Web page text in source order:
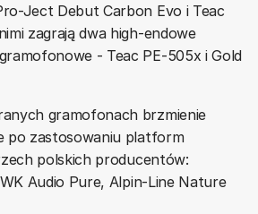
Ject Debut Carbon Evo i Teac
zagrają dwa high-endowe
- Teac PE-505x i Gold
gramofonach brzmienie
po zastosowaniu platform
polskich producentów:
Audio Pure, Alpin-Line Nature